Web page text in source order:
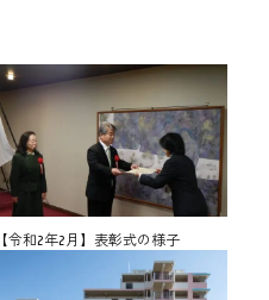
【令和2年2月】表彰式の様子